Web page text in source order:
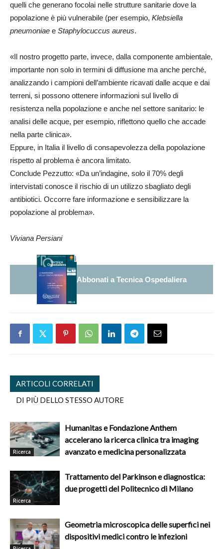
quelli che generano focolai nelle strutture sanitarie dove la
popolazione è più vulnerabile (per esempio, Klebsiella
pneumoniae e Staphylocuccus aureus.
«Il nostro progetto parte, invece, dalla componente ambientale,
importante non solo in termini di diffusione ma anche perché,
analizzando i campioni dell’ambiente ricavati dalle acque e dai
terreni, si possono ottenere informazioni sul livello di
resistenza nella popolazione e anche nel settore sanitario: le
analisi delle acque, per esempio, riflettono quello che accade
nella parte clinica».
Eppure, in Italia il livello di consapevolezza della popolazione
rispetto al problema è ancora limitato.
Conclude Pezzutto: «Da un’indagine, solo il 70% degli
intervistati conosce il rischio di un utilizzo sbagliato degli
antibiotici. Occorre fare informazione e sensibilizzare la
popolazione al problema».
Viviana Persiani
Abbonati a Tecnica Ospedaliera
ARTICOLI CORRELATI
DI PIÙ DELLO STESSO AUTORE
Ricerca
Humanitas e Fondazione Anthem
accelerano la ricerca clinica tra imaging
avanzato e medicina personalizzata
Ricerca
Trattamento del Parkinson e diagnostica:
due progetti del Politecnico di Milano
Geometria microscopica delle superfici nei
dispositivi medici contro le infezioni